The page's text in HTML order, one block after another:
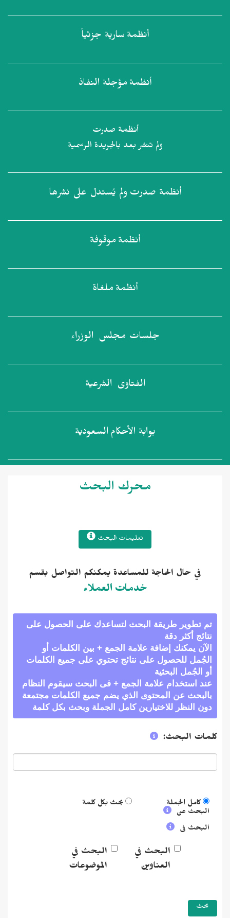
أنظمة سارية جزئياً
أنظمة مؤجلة النفاذ
أنظمة صدرت
ولم تنشر بعد بالجريدة الرسمية
أنظمة صدرت ولم يُستدل على نشرها
أنظمة موقوفة
أنظمة ملغاة
جلسات مجلس الوزراء
الفتاوى الشرعية
بوابة الأحكام السعودية
محرك البحث
تعليمات البحث
في حال الحاجة للمساعدة يمكنكم التواصل بقسم
خدمات العملاء
تم تطوير طريقة البحث لتساعدك على الحصول على
نتائج أكثر دقة
الآن يمكنك إضافة علامة الجمع + بين الكلمات أو
الجُمل للحصول على نتائج تحتوي على جميع الكلمات
أو الجُمل البحثية
عند استخدام علامة الجمع + فى البحث سيقوم النظام
بالبحث عن المحتوى الذي يضم جميع الكلمات مجتمعة
دون النظر للاختيارين كامل الجملة وبحث بكل كلمة
كلمات البحث:
البحث عن
كامل الجملة بحث بكل كلمة
البحث فى
البحث في
العناوين
البحث في
الموضوعات
بحث